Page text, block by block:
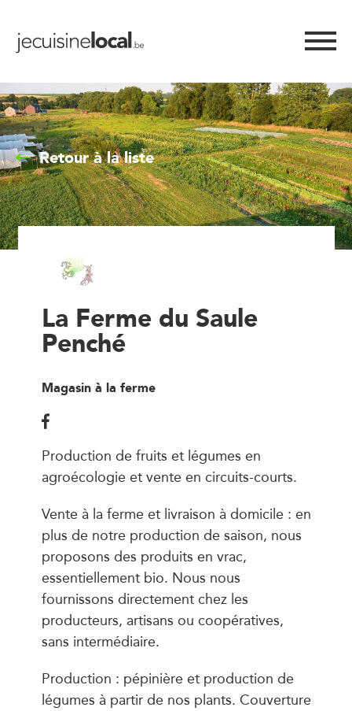
Retour à la liste
La Ferme du Saule
Penché
Magasin à la ferme
Production de fruits et légumes en
agroécologie et vente en circuits-courts.
Vente à la ferme et livraison à domicile : en
plus de notre production de saison, nous
proposons des produits en vrac,
essentiellement bio. Nous nous
fournissons directement chez les
producteurs, artisans ou coopératives,
sans intermédiaire.
Production : pépinière et production de
légumes à partir de nos plants. Couverture